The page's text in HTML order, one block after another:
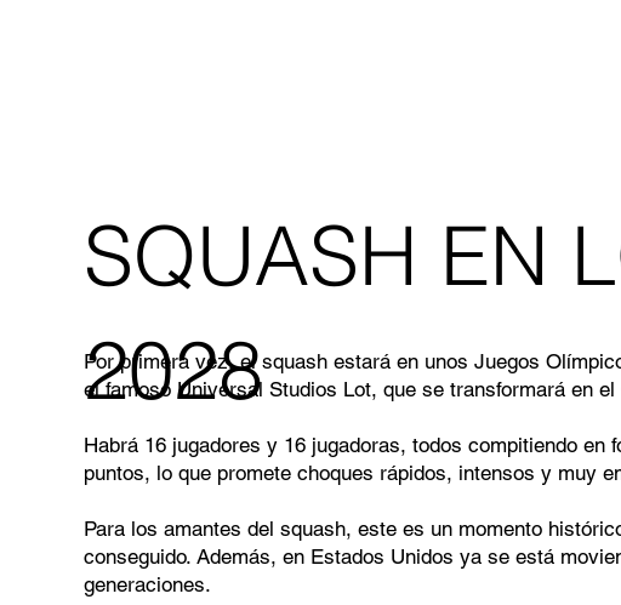
SQUASH EN
2028
Por primera vez, el squash estará en unos Juegos
el famoso Universal Studios Lot, que se transformará en
Habrá 16 jugadores y 16 jugadoras, todos compitiendo
puntos, lo que promete choques rápidos, intensos y muy
Para los amantes del squash, este es un momento
conseguido. Además, en Estados Unidos ya se está
generaciones.